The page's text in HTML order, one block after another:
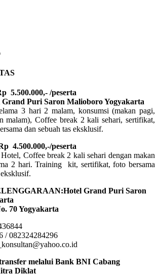
/peserta
Puri Saron Malioboro Yogyakarta
3 hari 2 malam, konsumsi (makan pagi,
malam), Coffee break 2 kali sehari, sertifikat,
dan sebuah tas eksklusif.
4.500.000,-/peserta
Coffee break 2 kali sehari dengan makan
2 hari. Training kit, sertifikat, foto bersama
Grand Puri Saron
70 Yogyakarta
/ 082324284296
melalui Bank BNI Cabang
Diklat